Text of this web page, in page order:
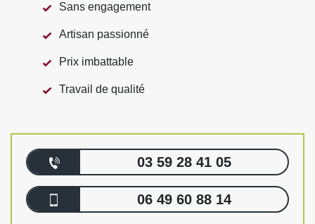
Sans engagement
Artisan passionné
Prix imbattable
Travail de qualité
03 59 28 41 05
06 49 60 88 14